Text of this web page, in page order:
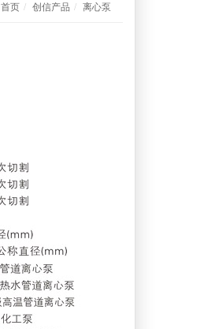
首页 创信产品 离心泵